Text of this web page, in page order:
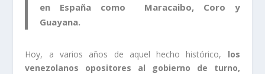
en España como Maracaibo, Coro y
Guayana.
Hoy, a varios años de aquel hecho histórico, los
venezolanos opositores al gobierno de turno,